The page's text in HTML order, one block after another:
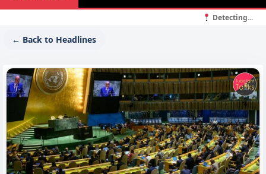
Detecting...
← Back to Headlines